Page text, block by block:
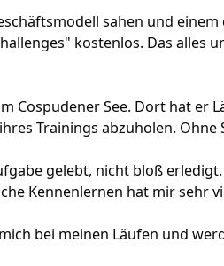
sahen und einem
kostenlos. Das alles
Cospudener See. Dort hat er
Trainings abzuholen. Ohne
gelebt, nicht bloß
Kennenlernen hat mir sehr
bei meinen Läufen und